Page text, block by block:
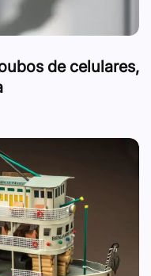
de celulares,